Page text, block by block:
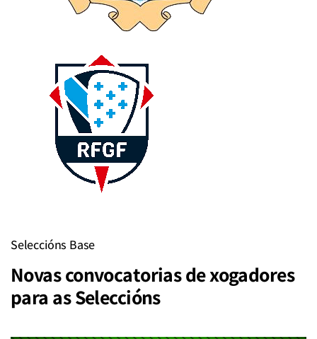
Seleccións Base
Novas convocatorias de xogadores
para as Seleccións